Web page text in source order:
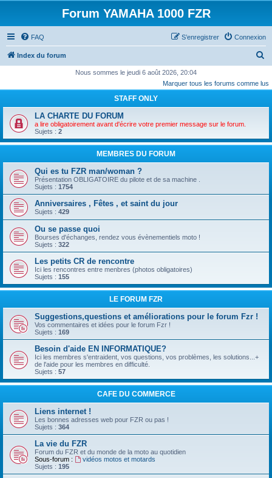
Forum YAMAHA 1000 FZR
FAQ Connexion
S’enregistrer
Index du forum
c
c
Nous sommes le jeudi 6 août 2026, 20:04
Marquer tous les forums comme lus
STAFF ONLY
LA CHARTE DU FORUM
a lire obligatoirement avant d'écrire votre premier message sur le forum.
Sujets : 2
MEMBRES DU FORUM
Qui es tu FZR man/woman ?
Présentation OBLIGATOIRE du pilote et de sa machine .
Sujets : 1754
Anniversaires , Fêtes , et saint du jour
Sujets : 429
Ou se passe quoi
Bourses d'échanges, rendez vous évènementiels moto !
Sujets : 322
Les petits CR de rencontre
Ici les rencontres entre menbres (photos obligatoires)
Sujets : 155
LE FORUM FZR
Suggestions,questions et améliorations pour le forum Fzr !
Vos commentaires et idées pour le forum Fzr !
Sujets : 169
Besoin d'aide EN INFORMATIQUE?
Ici les membres s'entraident, vos questions, vos problèmes, les solutions...+
de l'aide pour les membres en difficulté.
Sujets : 57
CAFE DU COMMERCE
Liens internet !
Les bonnes adresses web pour FZR ou pas !
Sujets : 364
La vie du FZR
Forum du FZR et du monde de la moto au quotidien
Sous-forum :
vidéos motos et motards
Sujets : 195